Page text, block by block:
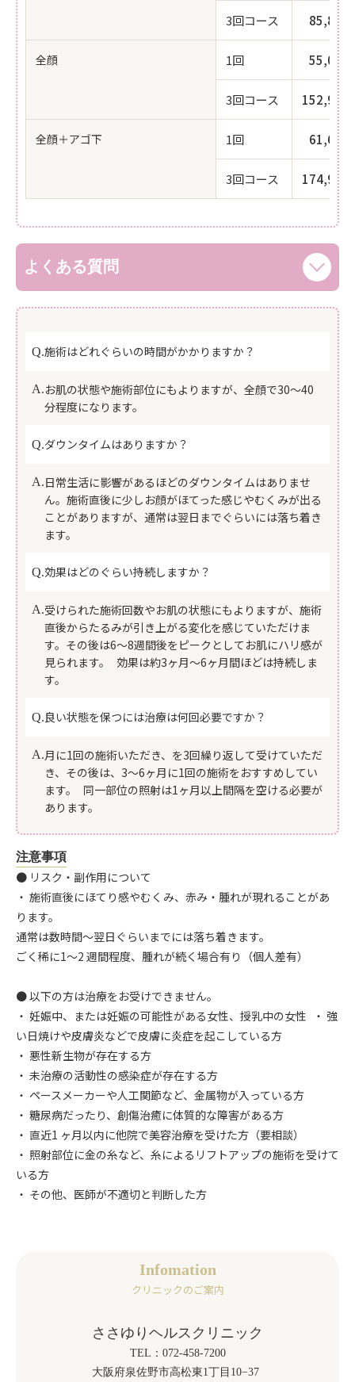
3回コース 85,800
全顔 1回 55,000
3回コース 152,900
全顔＋アゴ下 1回 61,600
3回コース 174,900
よくある質問
Q.施術はどれぐらいの時間がかかりますか？
A.お肌の状態や施術部位にもよりますが、全顔で30〜40
分程度になります。
Q.ダウンタイムはありますか？
A.日常生活に影響があるほどのダウンタイムはありませ
ん。施術直後に少しお顔がほてった感じやむくみが出る
ことがありますが、通常は翌日までぐらいには落ち着き
ます。
Q.効果はどのぐらい持続しますか？
A.受けられた施術回数やお肌の状態にもよりますが、施術
直後からたるみが引き上がる変化を感じていただけま
す。その後は6～8週間後をピークとしてお肌にハリ感が
見られます。 効果は約3ヶ月～6ヶ月間ほどは持続しま
す。
Q.良い状態を保つには治療は何回必要ですか？
A.月に1回の施術いただき、を3回繰り返して受けていただ
き、その後は、3～6ヶ月に1回の施術をおすすめしてい
ます。 同一部位の照射は1ヶ月以上間隔を空ける必要が
あります。
注意事項
● リスク・副作用について
・ 施術直後にほてり感やむくみ、赤み・腫れが現れることがあ
ります。
通常は数時間～翌日ぐらいまでには落ち着きます。
ごく稀に1～2 週間程度、腫れが続く場合有り（個人差有）
● 以下の方は治療をお受けできません。
・ 妊娠中、または妊娠の可能性がある女性、授乳中の女性 ・ 強
い日焼けや皮膚炎などで皮膚に炎症を起こしている方
・ 悪性新生物が存在する方
・ 未治療の活動性の感染症が存在する方
・ ペースメーカーや人工関節など、金属物が入っている方
・ 糖尿病だったり、創傷治癒に体質的な障害がある方
・ 直近1 ヶ月以内に他院で美容治療を受けた方（要相談）
・ 照射部位に金の糸など、糸によるリフトアップの施術を受けて
いる方
・ その他、医師が不適切と判断した方
Infomation
クリニックのご案内
ささゆりヘルスクリニック
TEL：072-458-7200
大阪府泉佐野市高松東1丁目10−37